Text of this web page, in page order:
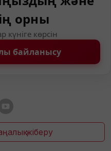
орны
күніге көрсін
байланысу
жіберу